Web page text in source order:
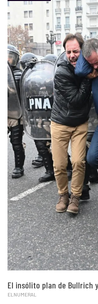
El insólito plan de
ELNUMERAL